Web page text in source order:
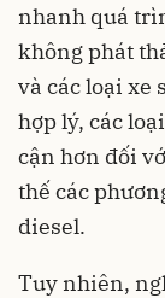
nhanh quá
không phát
và các loại xe
hợp lý, các
cận hơn đối
thế các
diesel.
Tuy nhiên,